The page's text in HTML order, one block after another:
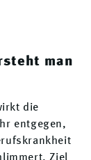
man
die
entgegen,